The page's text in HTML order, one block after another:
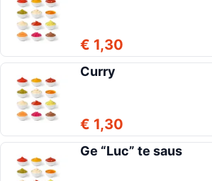
€ 1,30
Curry
€ 1,30
Ge “Luc” te saus